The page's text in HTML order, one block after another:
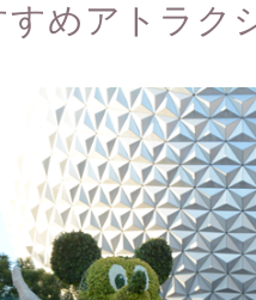
すめアトラク